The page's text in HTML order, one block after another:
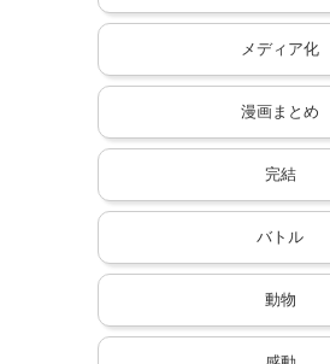
メディア化
漫画まとめ
完結
バトル
動物